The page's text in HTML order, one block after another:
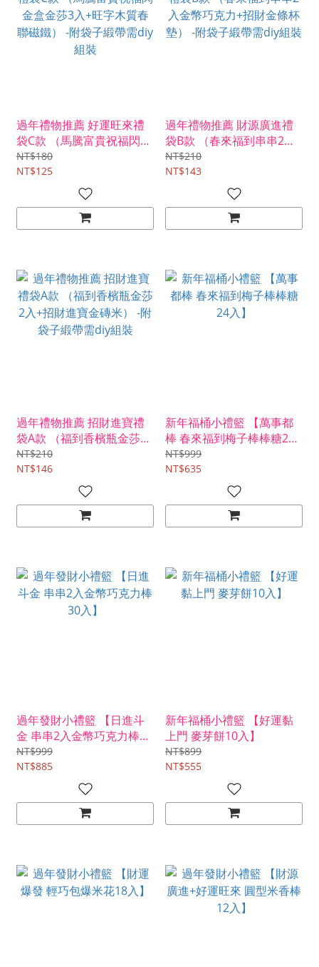
過年禮物推薦 好運旺來禮
袋C款 （馬騰富貴祝福閃金
盒金莎3入+旺字木質春聯
磁鐵） -附袋子緞帶需diy組
NT$180
NT$125
過年禮物推薦 財源廣進禮
袋B款 （春來福到串串2入
金幣巧克力+招財金條杯
墊） -附袋子緞帶需diy組裝
NT$210
NT$143
過年禮物推薦 招財進寶禮
袋A款 （福到香檳瓶金莎2
入+招財進寶金磚米） -附
袋子緞帶需diy組裝
NT$210
NT$146
新年福桶小禮籃 【萬事都
棒 春來福到梅子棒棒糖24
入】
NT$999
NT$635
過年發財小禮籃 【日進斗
金 串串2入金幣巧克力棒30
入】
NT$999
NT$885
新年福桶小禮籃 【好運黏
上門 麥芽餅10入】
NT$899
NT$555